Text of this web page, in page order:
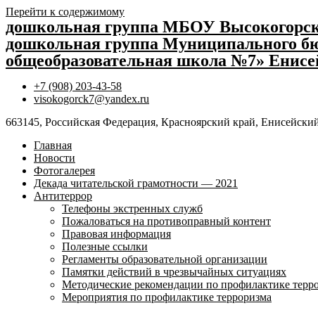
Перейти к содержимому
дошкольная группа МБОУ
дошкольная группа Муниципального
общеобразовательная школа №7»
+7 (908) 203-43-58
visokogorck7@yandex.ru
663145, Российская Федерация, Красноярский край,
Главная
Новости
Фотогалерея
Декада читательской грамотности — 2021
Антитеррор
Телефоны экстренных служб
Пожаловаться на противоправный контент
Правовая информация
Полезные ссылки
Регламенты образовательной организации
Памятки действий в чрезвычайных ситуациях
Методические рекомендации по профилактике
Мероприятия по профилактике терроризма